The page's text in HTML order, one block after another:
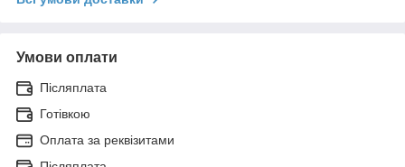
Умови оплати
Післяплата
Готівкою
Оплата за реквізитами